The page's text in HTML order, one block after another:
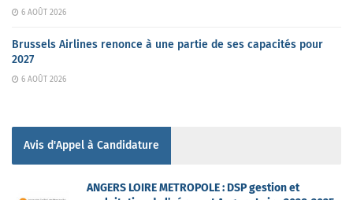
6 AOÛT 2026
Brussels Airlines renonce à une partie de ses capacités pour
2027
6 AOÛT 2026
Avis d'Appel à Candidature
ANGERS LOIRE METROPOLE : DSP gestion et